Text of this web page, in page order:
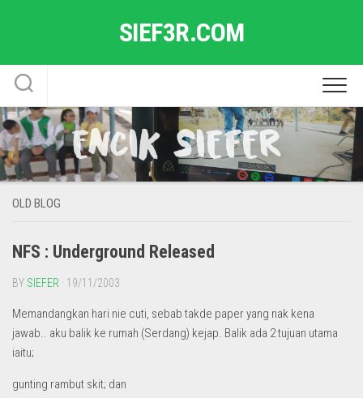
SIEF3R.COM
OLD BLOG
NFS : Underground Released
BY SIEFER · 19/11/2003
Memandangkan hari nie cuti, sebab takde paper yang nak kena
jawab.. aku balik ke rumah (Serdang) kejap. Balik ada 2 tujuan utama
iaitu;
gunting rambut skit; dan